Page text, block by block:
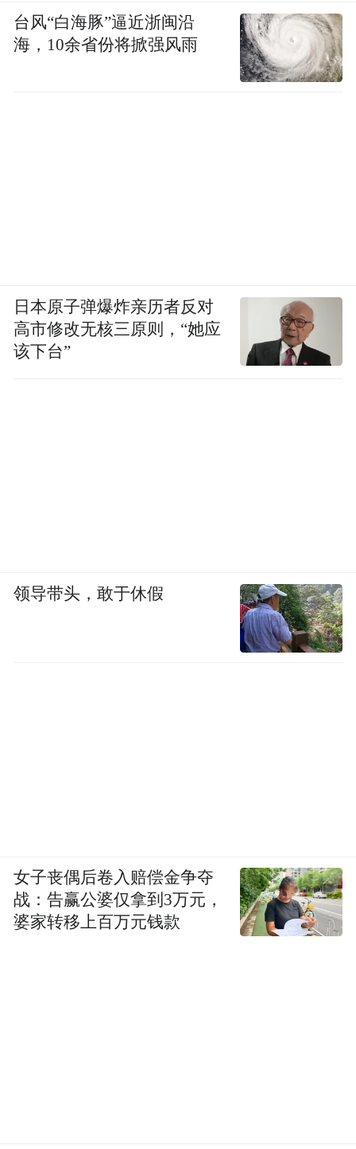
台风“白海豚”逼近浙闽沿
海，10余省份将掀强风雨
日本原子弹爆炸亲历者反对
高市修改无核三原则，“她应
该下台”
领导带头，敢于休假
女子丧偶后卷入赔偿金争夺
战：告赢公婆仅拿到3万元，
婆家转移上百万元钱款